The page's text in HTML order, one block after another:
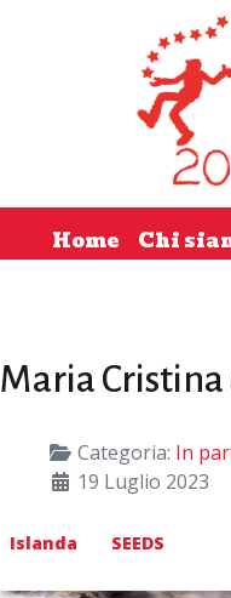
Home Chi
Maria
Categoria: In
19 Luglio 2023
Islanda SEEDS